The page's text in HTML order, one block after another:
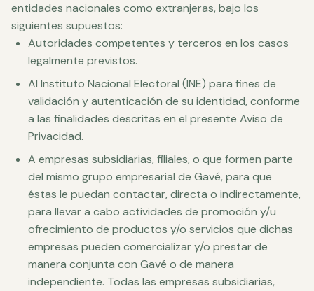
entidades nacionales como extranjeras, bajo los
siguientes supuestos:
Autoridades competentes y terceros en los casos
legalmente previstos.
Al Instituto Nacional Electoral (INE) para fines de
validación y autenticación de su identidad, conforme
a las finalidades descritas en el presente Aviso de
Privacidad.
A empresas subsidiarias, filiales, o que formen parte
del mismo grupo empresarial de Gavé, para que
éstas le puedan contactar, directa o indirectamente,
para llevar a cabo actividades de promoción y/u
ofrecimiento de productos y/o servicios que dichas
empresas pueden comercializar y/o prestar de
manera conjunta con Gavé o de manera
independiente. Todas las empresas subsidiarias,